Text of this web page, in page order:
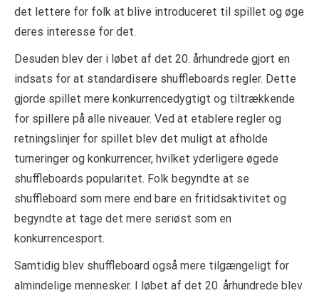
det lettere for folk at blive introduceret til spillet og øge
deres interesse for det.
Desuden blev der i løbet af det 20. århundrede gjort en
indsats for at standardisere shuffleboards regler. Dette
gjorde spillet mere konkurrencedygtigt og tiltrækkende
for spillere på alle niveauer. Ved at etablere regler og
retningslinjer for spillet blev det muligt at afholde
turneringer og konkurrencer, hvilket yderligere øgede
shuffleboards popularitet. Folk begyndte at se
shuffleboard som mere end bare en fritidsaktivitet og
begyndte at tage det mere seriøst som en
konkurrencesport.
Samtidig blev shuffleboard også mere tilgængeligt for
almindelige mennesker. I løbet af det 20. århundrede blev